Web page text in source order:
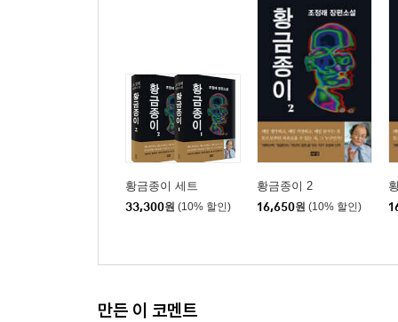
황금종이 세트
33,300원 (10% 할인)
황금종이 2
16,650원 (10% 할인)
만든 이 코멘트